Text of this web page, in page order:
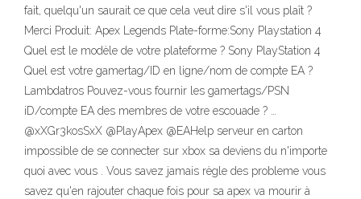
fait, quelqu'un saurait ce que cela veut dire s'il vous plaît ?
Merci Produit: Apex Legends Plate-forme:Sony Playstation 4
Quel est le modèle de votre plateforme ? Sony PlayStation 4
Quel est votre gamertag/ID en ligne/nom de compte EA ?
Lambdatros Pouvez-vous fournir les gamertags/PSN
iD/compte EA des membres de votre escouade ? …
@xXGr3kosSxX @PlayApex @EAHelp serveur en carton
impossible de se connecter sur xbox sa deviens du n'importe
quoi avec vous . Vous savez jamais règle des probleme vous
savez qu'en rajouter chaque fois pour sa apex va mourir à